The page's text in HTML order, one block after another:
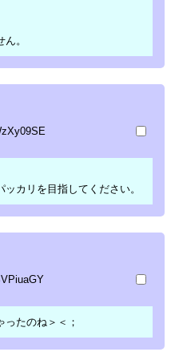
。
カリを目指してください。
たのね＞＜；